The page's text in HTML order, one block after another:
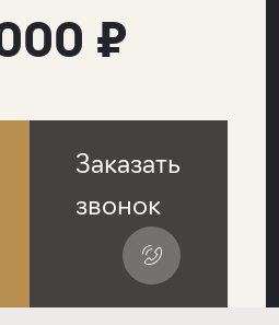
₽
Заказать
звонок